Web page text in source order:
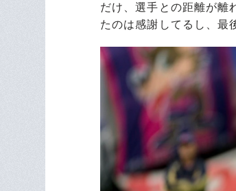
だけ、選手との距離が離
たのは感謝してるし、最